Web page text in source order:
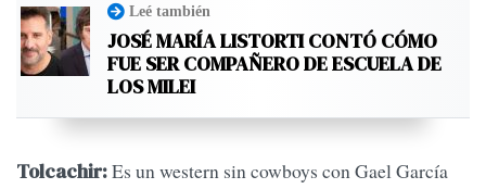
Leé también
JOSÉ MARÍA LISTORTI CONTÓ CÓMO
FUE SER COMPAÑERO DE ESCUELA DE
LOS MILEI
Tolcachir:Es un western sin cowboys con Gael García